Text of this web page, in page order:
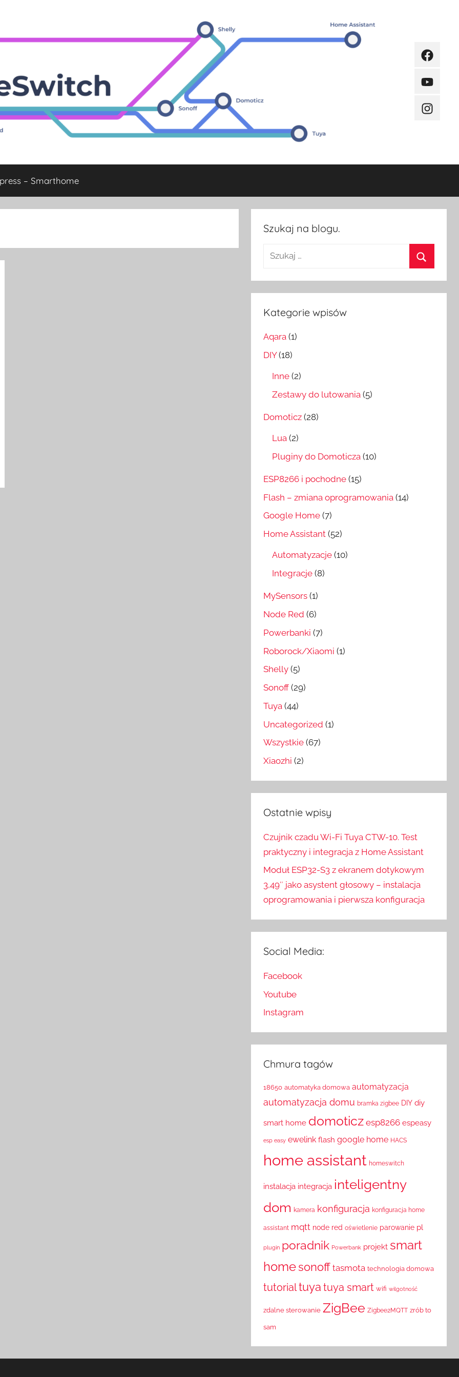
Facebook
Youtube
– Smarthome
Szukaj na blogu.
Szukaj:
Kategorie wpisów
Aqara (1)
DIY(18)
Inne (2)
Zestawy do lutowania (5)
Domoticz (28)
Lua (2)
Pluginy do Domoticza (10)
ESP8266 i pochodne (15)
Flash – zmiana oprogramowania (14)
Google Home (7)
Home Assistant (52)
Automatyzacje (10)
Integracje (8)
MySensors (1)
Node Red (6)
Powerbanki (7)
Roborock/Xiaomi (1)
Shelly (5)
Sonoff (29)
Tuya (44)
Uncategorized (1)
Wszystkie (67)
Xiaozhi (2)
Ostatnie wpisy
Czujnik czadu Wi-Fi Tuya CTW-10. Test
praktyczny i integracja z Home Assistant
Moduł ESP32-S3 z ekranem dotykowym
3,49″ jako asystent głosowy – instalacja
oprogramowania i pierwsza konfiguracja
Social Media:
Facebook
Youtube
Instagram
Chmura tagów
18650 automatyka domowa automatyzacja
automatyzacja domu bramka zigbee DIY diy
smart home domoticz esp8266 espeasy
esp easy ewelink flash google home HACS
home assistant homeswitch
instalacja integracja inteligentny
dom kamera konfiguracja konfiguracja home
assistant mqtt node red oświetlenie parowanie pl
plugin poradnik Powerbank projekt smart
home sonoff tasmota technologia domowa
tutorialtuya tuya smart wifi wilgotność
zdalne sterowanie ZigBee Zigbee2MQTT zrób to
sam